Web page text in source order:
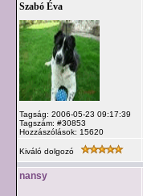
Szabó Éva
Tagság: 2006-05-23 09:17:39
Tagszám: #30853
Hozzászólások: 15620
Kiváló dolgozó
nansy